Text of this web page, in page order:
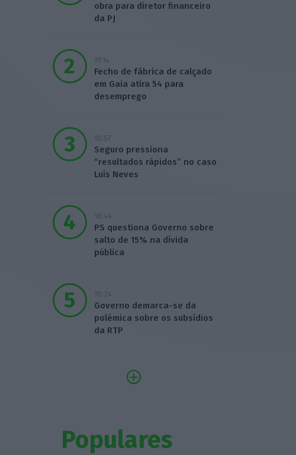
obra para diretor financeiro
da PJ
19:14
Fecho de fábrica de calçado
em Gaia atira 54 para
desemprego
18:57
Seguro pressiona
“resultados rápidos” no caso
Luís Neves
18:44
PS questiona Governo sobre
salto de 15% na dívida
pública
18:24
Governo demarca-se da
polémica sobre os subsídios
da RTP
Populares